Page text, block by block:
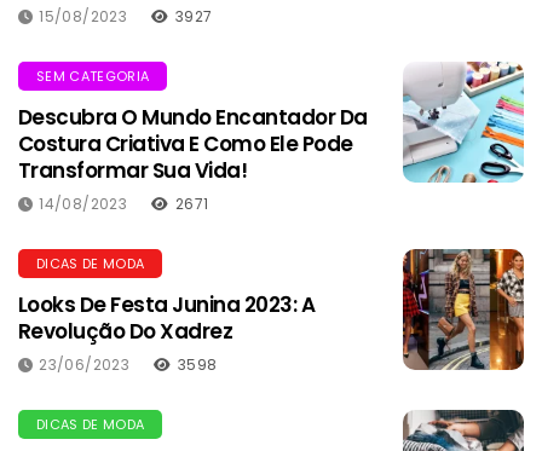
15/08/2023 3927
SEM CATEGORIA
Descubra O Mundo Encantador Da
Costura Criativa E Como Ele Pode
Transformar Sua Vida!
14/08/2023 2671
DICAS DE MODA
Looks De Festa Junina 2023: A
Revolução Do Xadrez
23/06/2023 3598
DICAS DE MODA